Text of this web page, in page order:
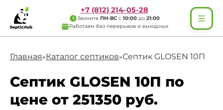
+7 (812) 214-05-28
Звоните ПН-ВС с 10:00 до 21:00
Работаем без перерывов и выходных
Главная»Каталог септиков»Септик GLOSEN 10П
Септик GLOSEN 10П по
цене от 251350 руб.